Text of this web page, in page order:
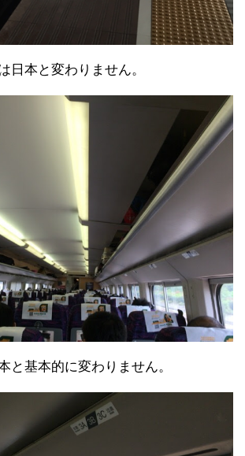
日本と変わりません。
と基本的に変わりません。